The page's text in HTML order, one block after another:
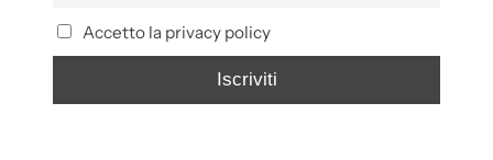
Accetto la privacy policy